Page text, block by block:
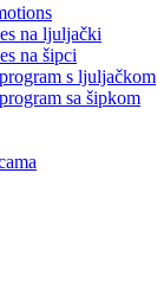
na ljuljački
na šipci
s ljuljačkom
sa šipkom